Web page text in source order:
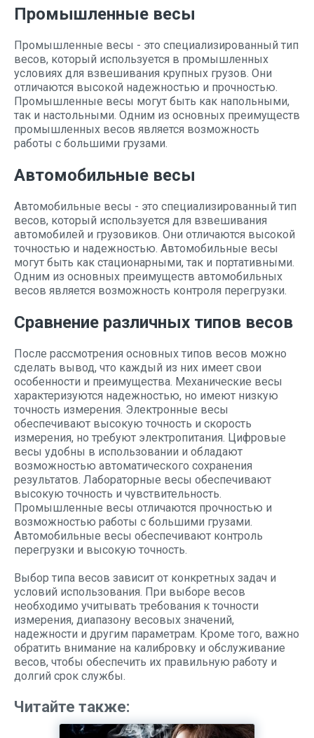
Промышленные весы
Промышленные весы - это специализированный тип
весов, который используется в промышленных
условиях для взвешивания крупных грузов. Они
отличаются высокой надежностью и прочностью.
Промышленные весы могут быть как напольными,
так и настольными. Одним из основных преимуществ
промышленных весов является возможность
работы с большими грузами.
Автомобильные весы
Автомобильные весы - это специализированный тип
весов, который используется для взвешивания
автомобилей и грузовиков. Они отличаются высокой
точностью и надежностью. Автомобильные весы
могут быть как стационарными, так и портативными.
Одним из основных преимуществ автомобильных
весов является возможность контроля перегрузки.
Сравнение различных типов весов
После рассмотрения основных типов весов можно
сделать вывод, что каждый из них имеет свои
особенности и преимущества. Механические весы
характеризуются надежностью, но имеют низкую
точность измерения. Электронные весы
обеспечивают высокую точность и скорость
измерения, но требуют электропитания. Цифровые
весы удобны в использовании и обладают
возможностью автоматического сохранения
результатов. Лабораторные весы обеспечивают
высокую точность и чувствительность.
Промышленные весы отличаются прочностью и
возможностью работы с большими грузами.
Автомобильные весы обеспечивают контроль
перегрузки и высокую точность.
Выбор типа весов зависит от конкретных задач и
условий использования. При выборе весов
необходимо учитывать требования к точности
измерения, диапазону весовых значений,
надежности и другим параметрам. Кроме того, важно
обратить внимание на калибровку и обслуживание
весов, чтобы обеспечить их правильную работу и
долгий срок службы.
Читайте также: